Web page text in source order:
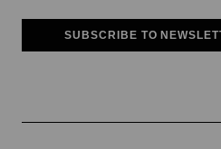
SUBSCRIBE TO